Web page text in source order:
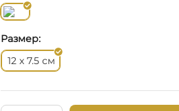
Размер:
12 x 7.5 см